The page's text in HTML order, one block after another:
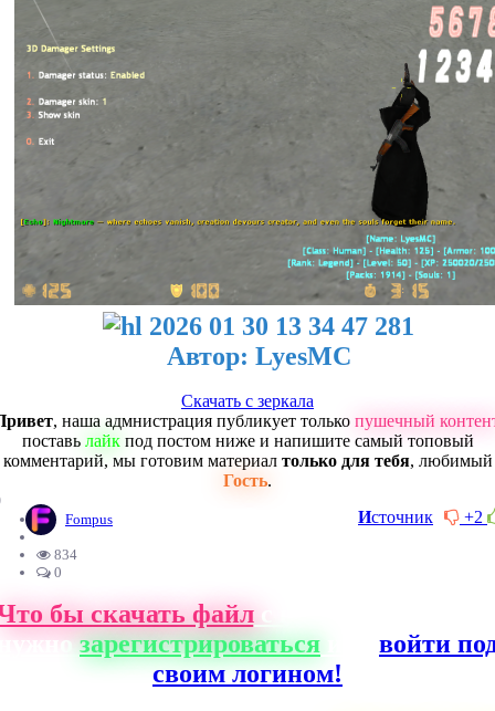
Автор: LyesMC
Скачать с зеркала
, наша адмнистрация публикует только пушечный
поставь лайкпод постом ниже и напишите самый топовый
комментарий, мы готовим материал только для тебя, любимый
Гость.
+2
Источник
Fompus
834
0
бы скачать файлс нашего сайта,
зарегистрироваться
войти
своим логином!